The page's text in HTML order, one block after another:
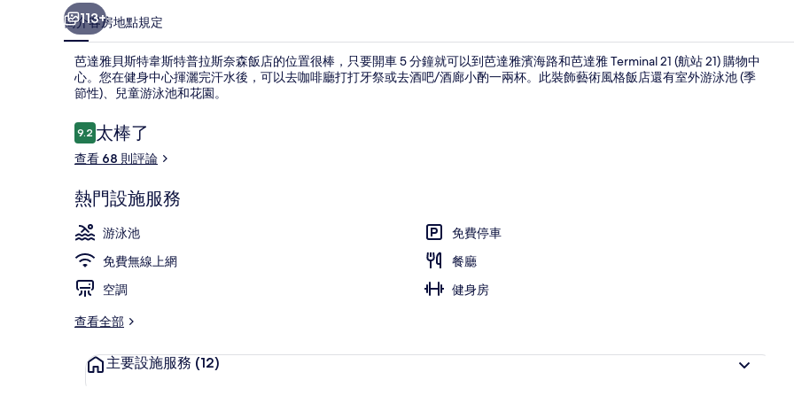
飯
店
的
相
片
集
113+
簡介客房地點規定
芭達雅貝斯特韋斯特普拉斯奈森飯店的位置很棒，只要開車 5 分鐘就可以到芭達雅濱海路和芭達雅 Terminal 21 (航站 21) 購物中
心。您在健身中心揮灑完汗水後，可以去咖啡廳打打牙祭或去酒吧/酒廊小酌一兩杯。此裝飾藝術風格飯店還有室外游泳池 (季
節性)、兒童游泳池和花園。
評
論
9.29.2 分，滿分 10 分，
太棒了
查看 68 則評論
熱門設施服務
游泳池
免費停車
免費無線上網
餐廳
空調
健身房
查看全部
主要設施服務 (12)